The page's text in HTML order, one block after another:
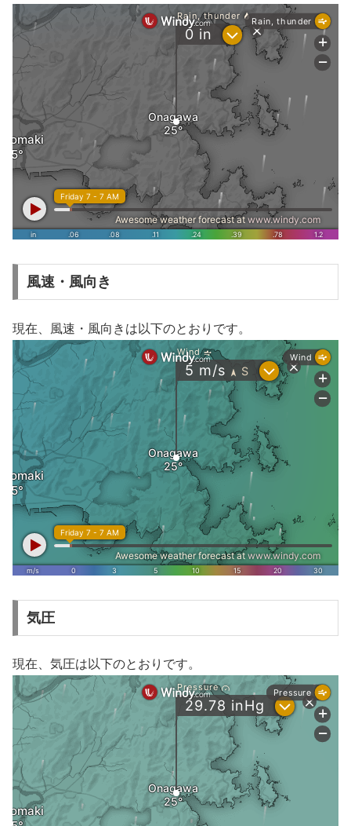
風速・風向き
現在、風速・風向きは以下のとおりです。
気圧
現在、気圧は以下のとおりです。